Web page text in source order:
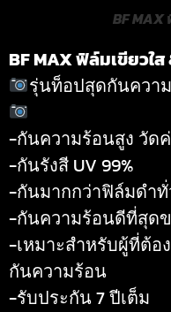
BF MAX
BF MAX ฟิล์มเขียวใ
รุ่นท็อปสุดกันควา
-กันความร้อนสูง วัดค่
-กันรังสี UV 99%
-กันมากกว่าฟิล์มดำทั่
-กันความร้อนดีที่สุด
-เหมาะสำหรับผู้ที่ต้อ
กันความร้อน
-รับประกัน 7 ปีเต็ม